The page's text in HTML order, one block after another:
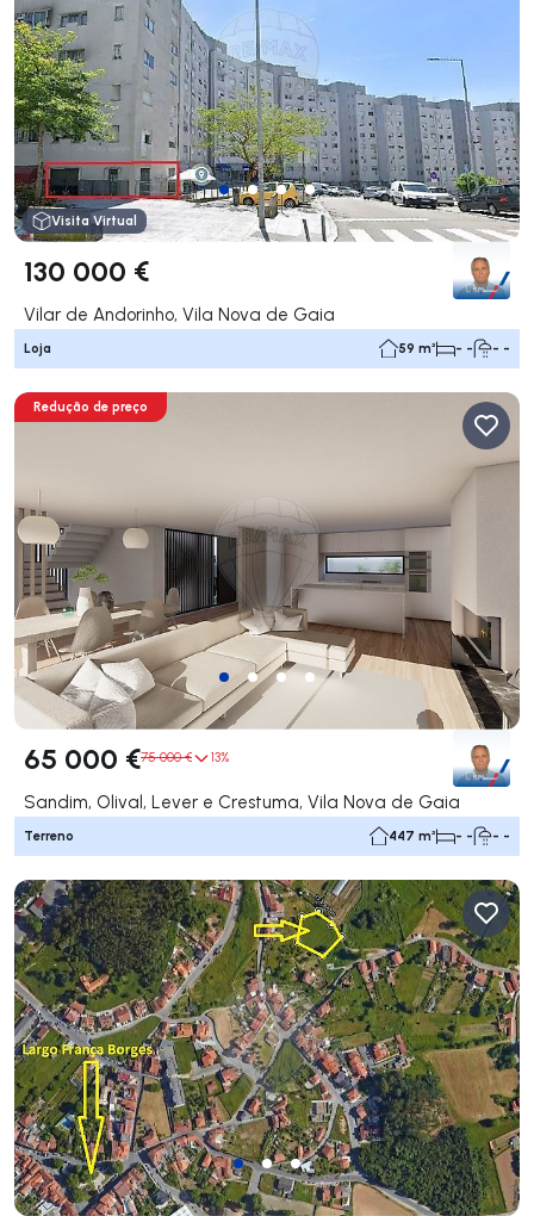
Visita Virtual
130 000 €
Vilar de Andorinho, Vila Nova de Gaia
Loja 59 m² - - - -
Redução de preço
65 000 €75 000 € 13%
Sandim, Olival, Lever e Crestuma, Vila Nova de Gaia
Terreno 447 m² - - - -